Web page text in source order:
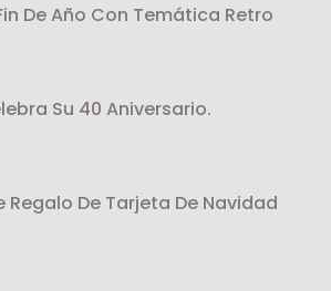
De Año Con Temática Retro
Su 40 Aniversario.
Regalo De Tarjeta De Navidad